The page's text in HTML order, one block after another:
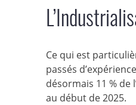
Ce qui est
passés
désormais 11 % de
au début de 2025.